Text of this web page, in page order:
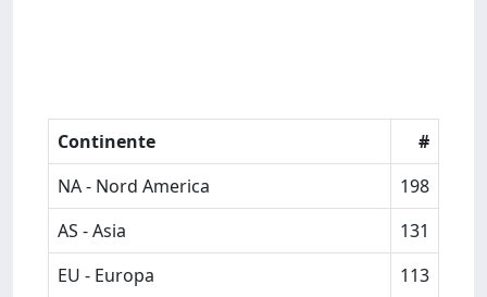
Continente
#
NA - Nord America
198
AS - Asia
131
EU - Europa
113